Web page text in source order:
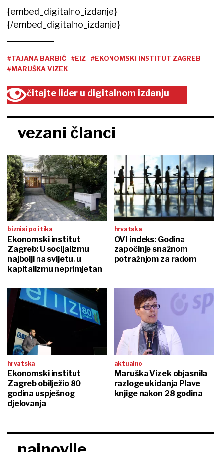
{embed_digitalno_izdanje}
{/embed_digitalno_izdanje}
#TAJANA BARBIĆ #EIZ
#EKONOMSKI INSTITUT ZAGREB
#MARUŠKA VIZEK
čitajte lider u digitalnom izdanju
vezani članci
biznis i politika
Ekonomski institut
Zagreb: U socijalizmu
najbolji na svijetu, u
kapitalizmu neprimjetan
hrvatska
OVI indeks: Godina
započinje snažnom
potražnjom za radom
hrvatska
Ekonomski institut
Zagreb obilježio 80
godina uspješnog
djelovanja
aktualno
Maruška Vizek objasnila
razloge ukidanja Plave
knjige nakon 28 godina